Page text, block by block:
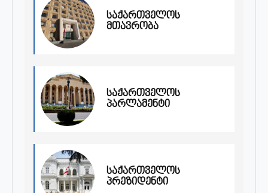
საქართველოს
მთავრობა
საქართველოს
პარლამენტი
საქართველოს
პრეზიდენტი